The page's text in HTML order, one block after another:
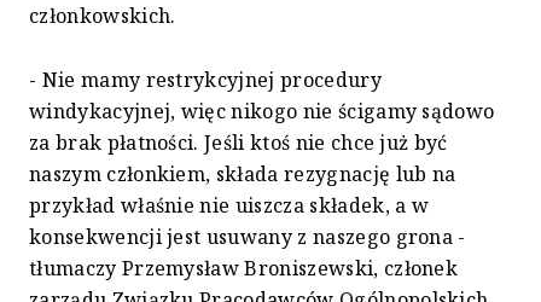
członkowskich.
- Nie mamy restrykcyjnej procedury
windykacyjnej, więc nikogo nie ścigamy sądowo
za brak płatności. Jeśli ktoś nie chce już być
naszym członkiem, składa rezygnację lub na
przykład właśnie nie uiszcza składek, a w
konsekwencji jest usuwany z naszego grona -
tłumaczy Przemysław Broniszewski, członek